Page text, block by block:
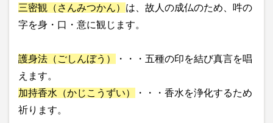
三密観（さんみつかん） は、故人の成仏のため、吽の
字を身・口・意に観じます。
護身法（ごしんぼう）
・・・五種の印を結び真言を唱
えます。
加持香水（かじこうずい）
・・・香水を浄化するため
祈ります。